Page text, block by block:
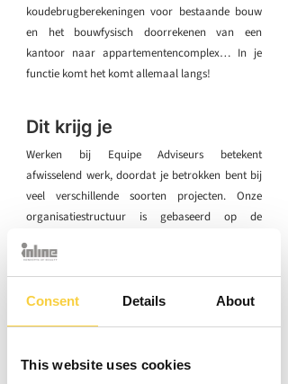
Consent Details About
This website uses cookies
koudebrugberekeningen voor bestaande bouw
en het bouwfysisch doorrekenen van een
kantoor naar appartementencomplex… In je
functie komt het komt allemaal langs!
Dit krijg je
Werken bij Equipe Adviseurs betekent
afwisselend werk, doordat je betrokken bent bij
veel verschillende soorten projecten. Onze
organisatiestructuur is gebaseerd op de
en vertrouwen. Als medewerker draag je zelf
verantwoordelijkheid voor je eigen bijdrage
binnen je vestiging en leg je verantwoording af
kernbegrippen zijn.